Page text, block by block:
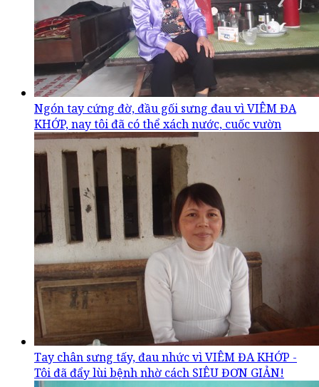
Ngón tay cứng đờ, đầu gối sưng đau vì VIÊM ĐA
KHỚP, nay tôi đã có thể xách nước, cuốc vườn
Tay chân sưng tấy, đau nhức vì VIÊM ĐA KHỚP -
Tôi đã đẩy lùi bệnh nhờ cách SIÊU ĐƠN GIẢN!